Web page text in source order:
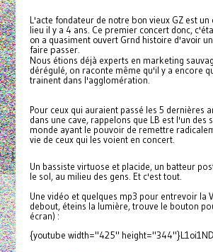
L'acte fondateur de notre bon vieux GZ est un
lieu il y a 4 ans. Ce premier concert donc,
on a quasiment ouvert Grnd histoire d'avoir
faire passer.
Nous étions déjà experts en marketing
dérégulé, on raconte même qu'il y a encore
trainent dans l'agglomération.
Pour ceux qui auraient passé les 5 dernières
dans une cave, rappelons que LB est l'un des
monde ayant le pouvoir de remettre
vie de ceux qui les voient en concert.
Un bassiste virtuose et placide, un batteur
le sol, au milieu des gens. Et c'est tout.
Une vidéo et quelques mp3 pour entrevoir la
debout, éteins la lumière, trouve le bouton
écran) :
{youtube width="425"